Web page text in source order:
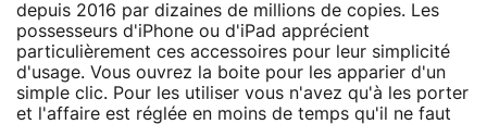
depuis 2016 par dizaines de millions de copies. Les
possesseurs d'iPhone ou d'iPad apprécient
particulièrement ces accessoires pour leur simplicité
d'usage. Vous ouvrez la boite pour les apparier d'un
simple clic. Pour les utiliser vous n'avez qu'à les porter
et l'affaire est réglée en moins de temps qu'il ne faut